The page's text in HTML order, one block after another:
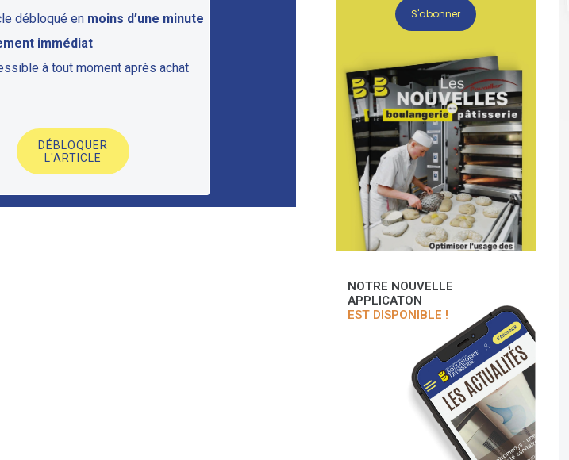
débloqué en moins d’une minute
immédiat
à tout moment après achat
DÉBLOQUER
L'ARTICLE
S'abonner
NOTRE NOUVELLE
APPLICATON
EST DISPONIBLE !